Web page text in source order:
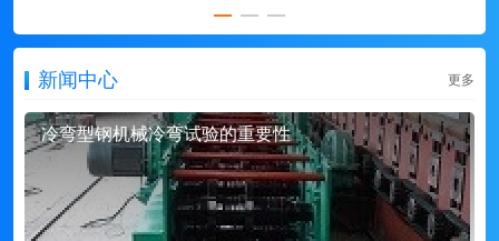
新闻中心 更多
冷弯型钢机械冷弯试验的重要性